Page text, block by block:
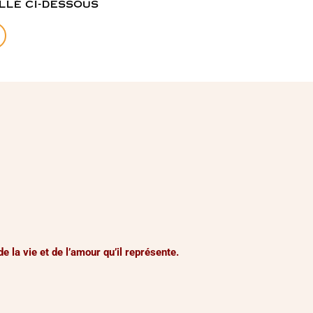
ci-dessous
la vie et de l’amour qu’il représente.